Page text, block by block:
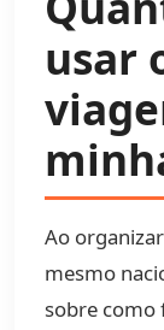
usar
Ao
mesmo
sobre como